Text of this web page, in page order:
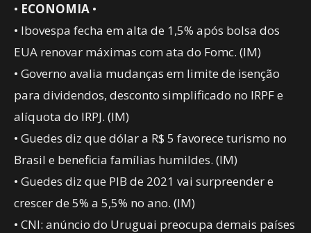
• ECONOMIA •
• Ibovespa fecha em alta de 1,5% após bolsa dos
EUA renovar máximas com ata do Fomc. (IM)
• Governo avalia mudanças em limite de isenção
para dividendos, desconto simplificado no IRPF e
alíquota do IRPJ. (IM)
• Guedes diz que dólar a R$ 5 favorece turismo no
Brasil e beneficia famílias humildes. (IM)
• Guedes diz que PIB de 2021 vai surpreender e
crescer de 5% a 5,5% no ano. (IM)
• CNI: anúncio do Uruguai preocupa demais países